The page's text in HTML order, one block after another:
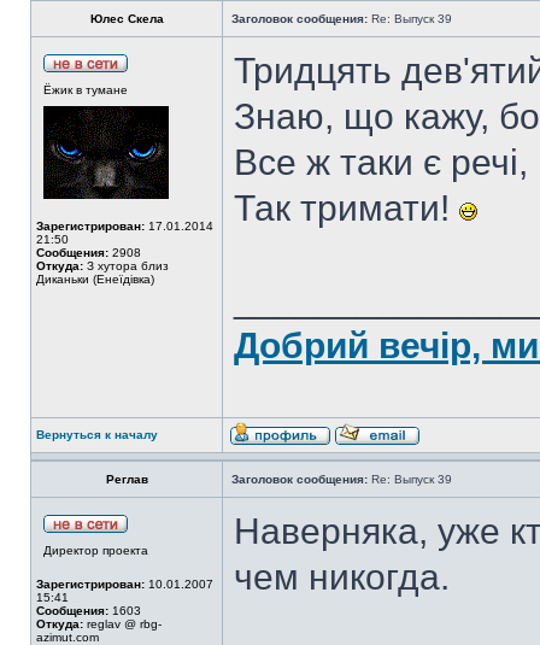
Юлес Скела Заголовок сообщения: Re: Выпуск 39
Ёжик в тумане
Зарегистрирован: 17.01.2014
21:50
Сообщения: 2908
Откуда: З хутора близ
Диканьки (Енеїдівка)
Тридцять
Знаю, що кажу,
Все ж таки є
Так тримати!
Добрий вечір,
Вернуться к началу
Реглав Заголовок сообщения: Re: Выпуск 39
Директор проекта
Зарегистрирован: 10.01.2007
15:41
Сообщения: 1603
Откуда: reglav @ rbg-
azimut.com
Наверняка, уже
чем никогда.